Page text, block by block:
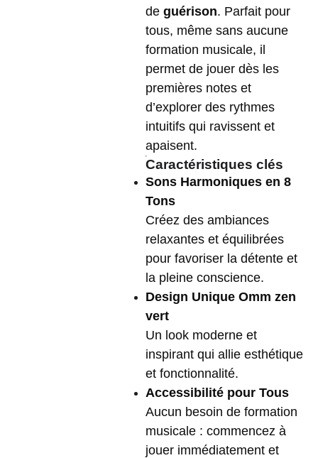
de guérison. Parfait pour
tous, même sans aucune
formation musicale, il
permet de jouer dès les
premières notes et
d’explorer des rythmes
intuitifs qui ravissent et
apaisent.
Caractéristiques clés
Sons Harmoniques en 8
Tons
Créez des ambiances
relaxantes et équilibrées
pour favoriser la détente et
la pleine conscience.
Design Unique Omm zen
vert
Un look moderne et
inspirant qui allie esthétique
et fonctionnalité.
Accessibilité pour Tous
Aucun besoin de formation
musicale : commencez à
jouer immédiatement et